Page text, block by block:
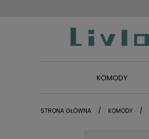
KOMODY
STRONA GŁÓWNA KOMODY